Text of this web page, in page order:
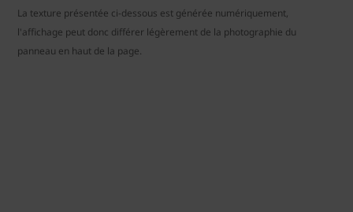
La texture présentée ci-dessous est générée numériquement,
l'affichage peut donc différer légèrement de la photographie du
panneau en haut de la page.